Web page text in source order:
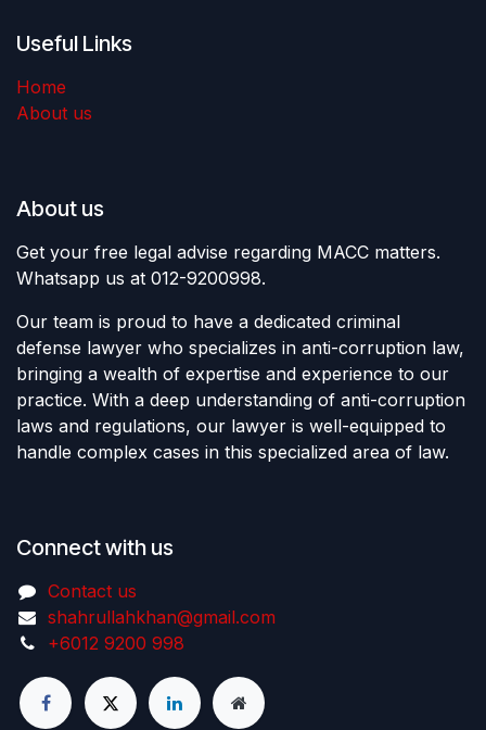
Useful Links
Home
About us
About us
Get your free legal advise regarding MACC matters.
Whatsapp us at 012-9200998.
Our team is proud to have a dedicated criminal
defense lawyer who specializes in anti-corruption law,
bringing a wealth of expertise and experience to our
practice. With a deep understanding of anti-corruption
laws and regulations, our lawyer is well-equipped to
handle complex cases in this specialized area of law.
Connect with us
Contact us
shahrullahkhan@gmail.com
+6012 9200 998